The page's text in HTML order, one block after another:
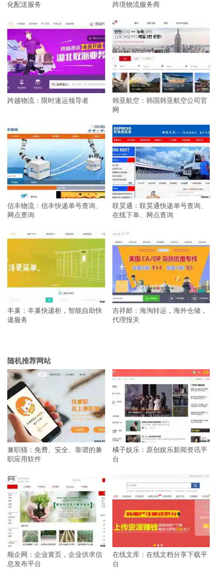
化配送服务 跨境物流服务商
跨越物流：限时速运领导者
韩亚航空：韩国韩亚航空公司官
网
信丰物流：信丰快递单号查询、
网点查询
联昊通：联昊通快递单号查询、
在线下单、网点查询
丰巢：丰巢快递柜，智能自助快
递服务
吉祥邮：海淘转运，海外仓储，
代理报关
随机推荐网站
兼职猫：免费、安全、靠谱的兼
职应用软件
橘子娱乐：原创娱乐新闻资讯平
台
顺企网：企业黄页，企业供求信
息发布平台
在线文库：在线文档分享下载平
台